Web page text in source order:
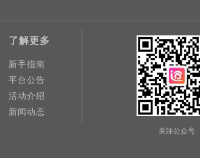
了解更多
新手指南
平台公告
活动介绍
新闻动态
关注公众号